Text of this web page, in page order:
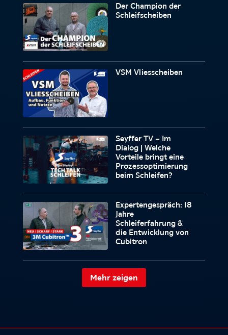
Der Champion der
Schleifscheiben
VSM Vliesscheiben
Seyffer TV – Im
Dialog | Welche
Vorteile bringt eine
Prozessoptimierung
beim Schleifen?
Expertengespräch: 18
Jahre
Schleiferfahrung &
die Entwicklung von
Cubitron
Mehr zeigen